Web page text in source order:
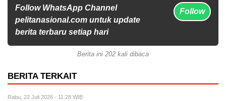
Follow WhatsApp Channel
pelitanasional.com untuk update
berita terbaru setiap hari
Follow
Berita ini 202 kali dibaca
BERITA TERKAIT
Rabu, 22 Juli 2026 - 11:28 WIB